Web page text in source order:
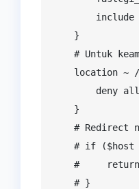
include
    }
# Untuk
location ~
deny
    }
# Redirect
# if ($host
#
    # }